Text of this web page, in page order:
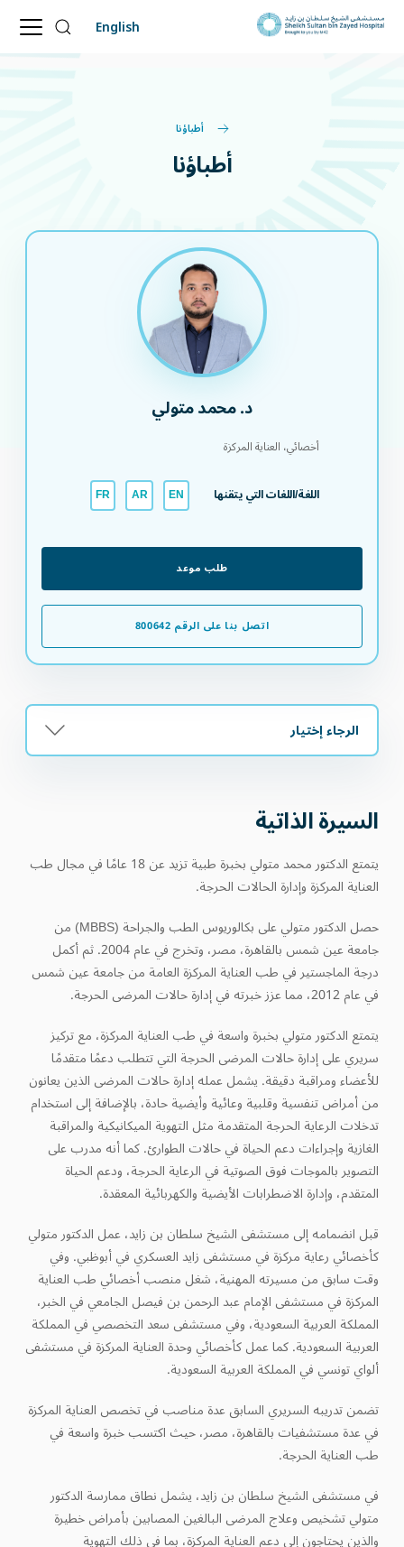
English
أطباؤنا
أطباؤنا
د. محمد متولي
أخصائي، العناية المركزة
اللغة/اللغات التي يتقنها EN
AR
FR
طلب موعد
اتصل بنا على الرقم 800642
الرجاء إختيار
السيرة الذاتية
يتمتع الدكتور محمد متولي بخبرة طبية تزيد عن 18 عامًا في مجال طب
العناية المركزة وإدارة الحالات الحرجة.
حصل الدكتور متولي على بكالوريوس الطب والجراحة (MBBS) من
جامعة عين شمس بالقاهرة، مصر، وتخرج في عام 2004. ثم أكمل
درجة الماجستير في طب العناية المركزة العامة من جامعة عين شمس
في عام 2012، مما عزز خبرته في إدارة حالات المرضى الحرجة.
يتمتع الدكتور متولي بخبرة واسعة في طب العناية المركزة، مع تركيز
سريري على إدارة حالات المرضى الحرجة التي تتطلب دعمًا متقدمًا
للأعضاء ومراقبة دقيقة. يشمل عمله إدارة حالات المرضى الذين يعانون
من أمراض تنفسية وقلبية وعائية وأيضية حادة، بالإضافة إلى استخدام
تدخلات الرعاية الحرجة المتقدمة مثل التهوية الميكانيكية والمراقبة
الغازية وإجراءات دعم الحياة في حالات الطوارئ. كما أنه مدرب على
التصوير بالموجات فوق الصوتية في الرعاية الحرجة، ودعم الحياة
المتقدم، وإدارة الاضطرابات الأيضية والكهربائية المعقدة.
قبل انضمامه إلى مستشفى الشيخ سلطان بن زايد، عمل الدكتور متولي
كأخصائي رعاية مركزة في مستشفى زايد العسكري في أبوظبي. وفي
وقت سابق من مسيرته المهنية، شغل منصب أخصائي طب العناية
المركزة في مستشفى الإمام عبد الرحمن بن فيصل الجامعي في الخبر،
المملكة العربية السعودية، وفي مستشفى سعد التخصصي في المملكة
العربية السعودية. كما عمل كأخصائي وحدة العناية المركزة في مستشفى
ألواي تونسي في المملكة العربية السعودية.
تضمن تدريبه السريري السابق عدة مناصب في تخصص العناية المركزة
في عدة مستشفيات بالقاهرة، مصر، حيث اكتسب خبرة واسعة في
طب العناية الحرجة.
في مستشفى الشيخ سلطان بن زايد، يشمل نطاق ممارسة الدكتور
متولي تشخيص وعلاج المرضى البالغين المصابين بأمراض خطيرة
والذين يحتاجون إلى دعم العناية المركزة، بما في ذلك التهوية